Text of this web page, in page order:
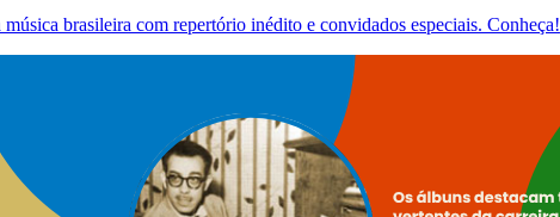
brasileira com repertório inédito e convidados especiais. Conheça!